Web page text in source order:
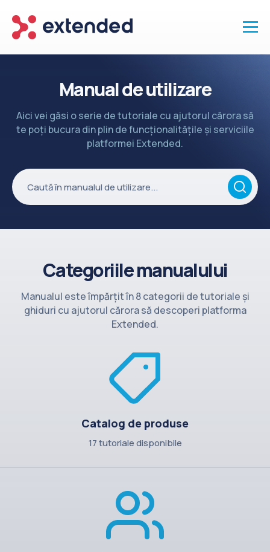
Vanzari și clienti
Marketing și promotii
Integrări
Setări
Înapoi la site
Contact
Manual de utilizare
Aici vei găsi o serie de tutoriale cu ajutorul cărora să
te poți bucura din plin de funcționalitățile și serviciile
platformei Extended.
Categoriile manualului
Manualul este împărțit în 8 categorii de tutoriale și
ghiduri cu ajutorul cărora să descoperi platforma
Extended.
Catalog de produse
17 tutoriale disponibile